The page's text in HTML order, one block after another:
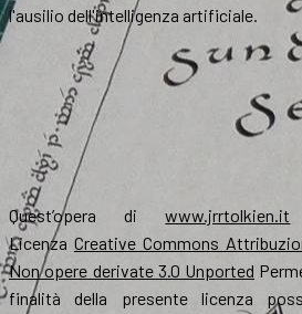
l'ausilio dell'intelligenza artificiale.
Quest’opera diwww.jrrtolkien.it
Licenza Creative Commons
Non opere derivate 3.0 Unported
finalità della presente licenza